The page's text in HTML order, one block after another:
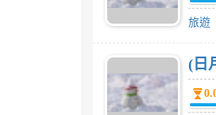
旅遊
(日